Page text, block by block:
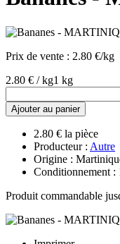
Prix de vente : 2.80 €/kg
2.80 € / kg1 kg
Ajouter au panier
2.80 € la pièce
Producteur : Autre
Origine :
Conditionnement :
Produit commandable